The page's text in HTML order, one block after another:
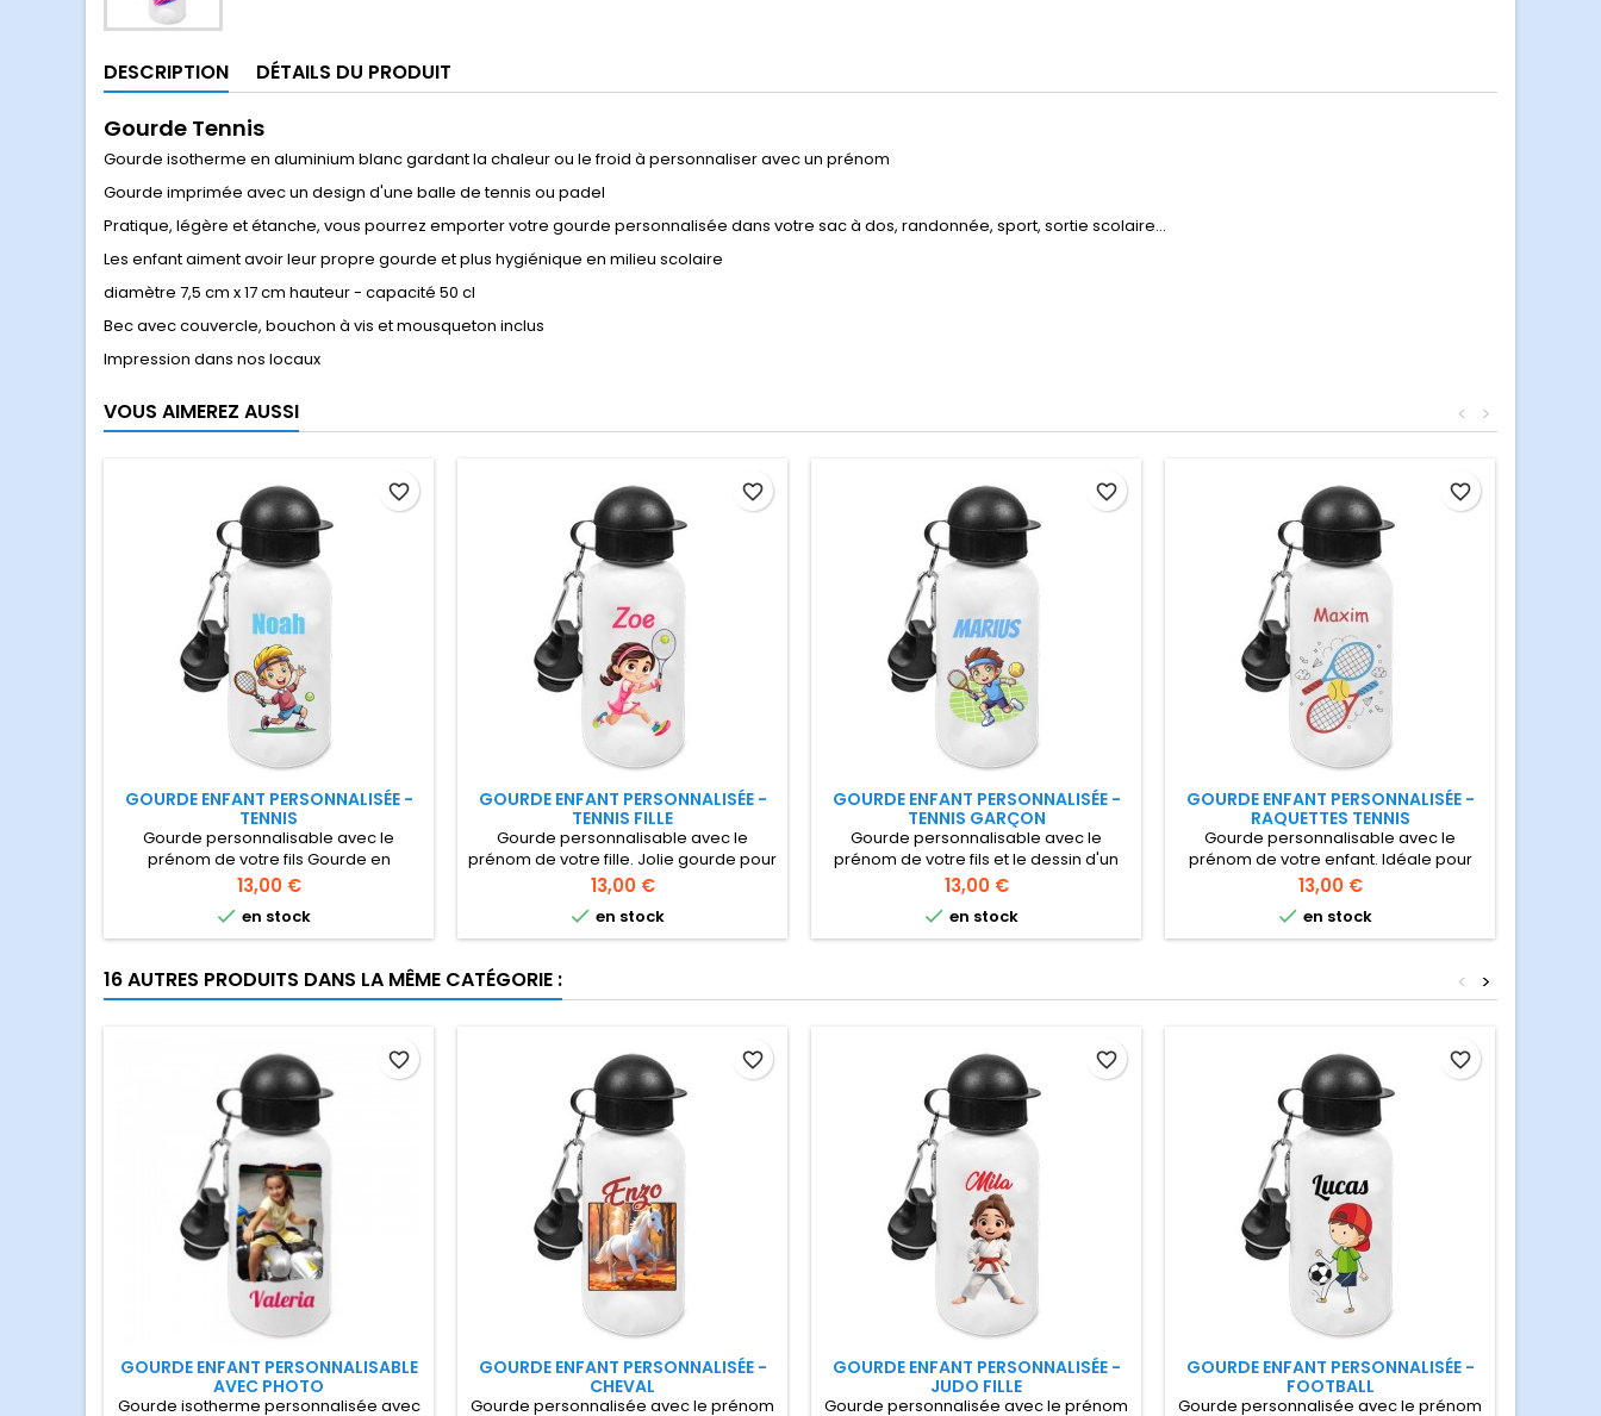
DESCRIPTION DÉTAILS DU PRODUIT
Gourde Tennis
Gourde isotherme en aluminium blanc gardant la chaleur ou le froid à personnaliser avec un prénom
Gourde imprimée avec un design d'une balle de tennis ou padel
Pratique, légère et étanche, vous pourrez emporter votre gourde personnalisée dans votre sac à dos, randonnée, sport, sortie scolaire...
Les enfant aiment avoir leur propre gourde et plus hygiénique en milieu scolaire
diamètre 7,5 cm x 17 cm hauteur - capacité 50 cl
Bec avec couvercle, bouchon à vis et mousqueton inclus
Impression dans nos locaux
VOUS AIMEREZ AUSSI >
<
GOURDE ENFANT PERSONNALISÉE -
TENNIS
Gourde personnalisable avec le
prénom de votre fils Gourde en
aluminium 50 cl, idéale pour les
activités sportives de votre enfant
Prix
13,00 €
 en stock
favorite_border
GOURDE ENFANT PERSONNALISÉE -
TENNIS FILLE
Gourde personnalisable avec le
prénom de votre fille. Jolie gourde pour
toutes les petites tenniswomen Gourde
en aluminium blanche 50 cl, idéale
pour les cours de tennis et les tournois
Prix
13,00 €
 en stock
favorite_border
GOURDE ENFANT PERSONNALISÉE -
TENNIS GARÇON
Gourde personnalisable avec le
prénom de votre fils et le dessin d'un
tennisman Gourde isotherme en inox
50 cl, idéale pour les activités sportives
de votre enfant Pratique aussi à l'école
avec sa gourde personnalisée
Prix
13,00 €
 en stock
favorite_border
GOURDE ENFANT PERSONNALISÉE -
RAQUETTES TENNIS
Gourde personnalisable avec le
prénom de votre enfant. Idéale pour
l'école ou au tennis Gourde isotherme
en inox 50 cl
Prix
13,00 €
 en stock
favorite_border
16 AUTRES PRODUITS DANS LA MÊME CATÉGORIE : >
<
GOURDE ENFANT PERSONNALISABLE
AVEC PHOTO
Gourde isotherme personnalisée avec
favorite_border
GOURDE ENFANT PERSONNALISÉE -
CHEVAL
Gourde personnalisée avec le prénom
favorite_border
GOURDE ENFANT PERSONNALISÉE -
JUDO FILLE
Gourde personnalisée avec le prénom
favorite_border
GOURDE ENFANT PERSONNALISÉE -
FOOTBALL
Gourde personnalisée avec le prénom
favorite_border